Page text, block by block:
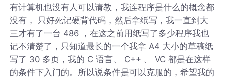
有计算机也没有人可以请教，我连程序是什么的概念都
没有， 只好死记硬背代码，然后拿纸写，我一直到大
三才有了一台 486 ，在这之前用纸写了多少程序我也
记不清楚了，只知道最长的一个我拿 A4 大小的草稿纸
写了 30 多页，我的 C 语言、 C++ 、 VC 都是在这样
的条件下入门的。所以说条件是可以克服的，希望我的